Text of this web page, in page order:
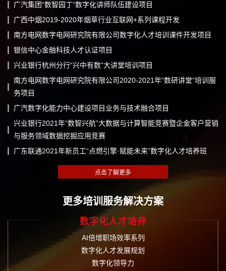
广汽集团“数智园丁”数字化讲师队伍建设项目
广西中烟2019-2020年烟草行业互联网+系列课程开发
南方电网数字电网研究院有限公司数字化人才培训课件开发项目
银信中心金融科技人才认证项目
兴业银行杭州分行“兴中有数”大讲堂培训项目
南方电网数字电网研究院有限公司2020-2021年“数研讲堂”培训服
务项目
广汽数字化能力中心建设项目业务与技术融合项目
兴业银行2021年“数智兴航”大数据与计算智能竞赛暨企金客户营销
与服务领域数据挖掘应用竞赛
广东联通2021年新员工“点燃引擎·赋能未来”数字化人才培养班
更多培训服务解决方案
数字化人才培养
AI倍增职场效率系列
数字化人才发展规划
数字化领导力